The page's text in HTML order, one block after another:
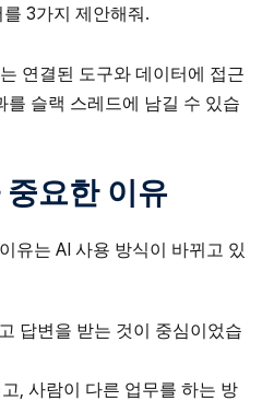
3가지 제안해줘.
연결된 도구와 데이터에 접근
를 슬랙 스레드에 남길 수 있습
요한 이유
유는 AI 사용 방식이 바뀌고 있
답변을 받는 것이 중심이었습
, 사람이 다른 업무를 하는 방